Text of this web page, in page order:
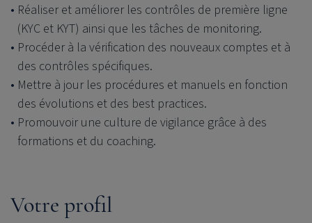
Réaliser et améliorer les contrôles de première ligne
(KYC et KYT) ainsi que les tâches de monitoring.
Procéder à la vérification des nouveaux comptes et à
des contrôles spécifiques.
Mettre à jour les procédures et manuels en fonction
des évolutions et des best practices.
Promouvoir une culture de vigilance grâce à des
formations et du coaching.
Votre profil